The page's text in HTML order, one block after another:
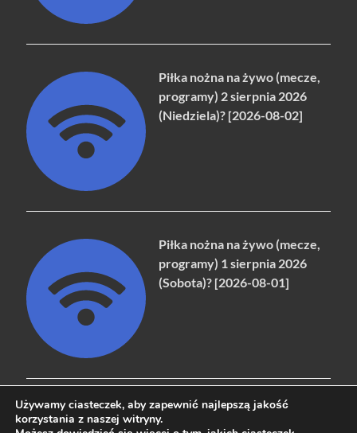
Piłka nożna na żywo (mecze,
programy) 2 sierpnia 2026
(Niedziela)? [2026-08-02]
Piłka nożna na żywo (mecze,
programy) 1 sierpnia 2026
(Sobota)? [2026-08-01]
Używamy ciasteczek, aby zapewnić najlepszą jakość
korzystania z naszej witryny.